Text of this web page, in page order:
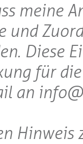
meine
und
Diese
für
an
Hinweis